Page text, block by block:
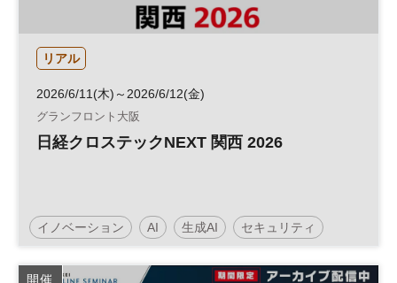
リアル
2026/6/11(木)～2026/6/12(金)
グランフロント大阪
日経クロステックNEXT 関西 2026
イノベーション AI 生成AI セキュリティ
人工知能 テクノロジー 情報セキュリティ
開催